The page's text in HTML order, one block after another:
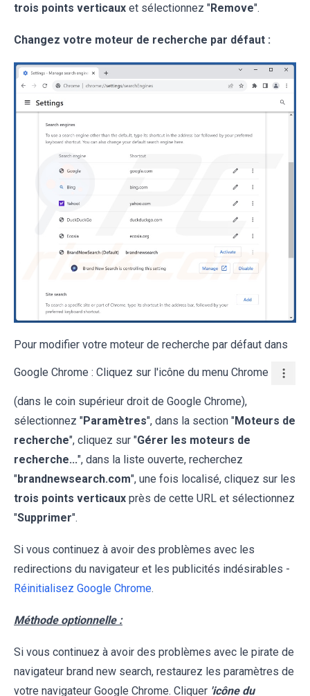
trois points verticaux et sélectionnez "Remove".
Changez votre moteur de recherche par défaut :
Pour modifier votre moteur de recherche par défaut dans
Google Chrome : Cliquez sur l'icône du menu Chrome
(dans le coin supérieur droit de Google Chrome),
sélectionnez "Paramètres", dans la section "Moteurs de
recherche", cliquez sur "Gérer les moteurs de
recherche...", dans la liste ouverte, recherchez
"brandnewsearch.com", une fois localisé, cliquez sur les
trois points verticaux près de cette URL et sélectionnez
"Supprimer".
Si vous continuez à avoir des problèmes avec les
redirections du navigateur et les publicités indésirables -
Réinitialisez Google Chrome.
Méthode optionnelle :
Si vous continuez à avoir des problèmes avec le pirate de
navigateur brand new search, restaurez les paramètres de
votre navigateur Google Chrome. Cliquer 'icône du